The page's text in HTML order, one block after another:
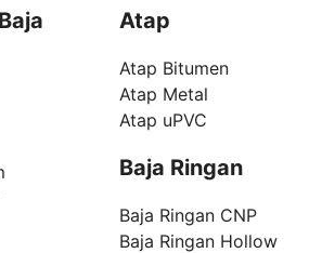
Atap
Atap Bitumen
Atap Metal
Atap uPVC
Baja Ringan
Baja Ringan CNP
Baja Ringan Hollow